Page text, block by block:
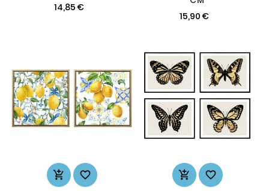
14,85 €
15,90 €
   